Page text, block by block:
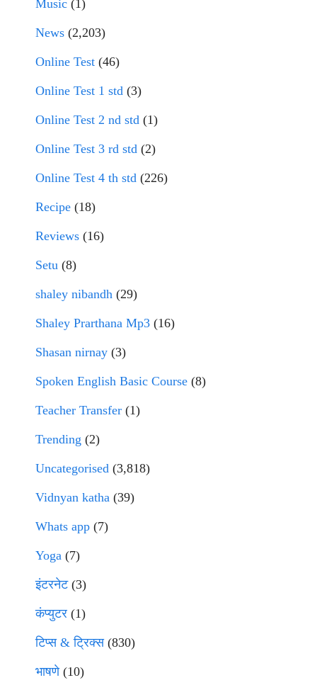
Music (1)
News (2,203)
Online Test (46)
Online Test 1 std (3)
Online Test 2 nd std (1)
Online Test 3 rd std (2)
Online Test 4 th std (226)
Recipe (18)
Reviews (16)
Setu (8)
shaley nibandh (29)
Shaley Prarthana Mp3 (16)
Shasan nirnay (3)
Spoken English Basic Course (8)
Teacher Transfer (1)
Trending (2)
Uncategorised (3,818)
Vidnyan katha (39)
Whats app (7)
Yoga (7)
इंटरनेट(3)
कंप्युटर (1)
टिप्स & ट्रिक्स(830)
भाषणे(10)